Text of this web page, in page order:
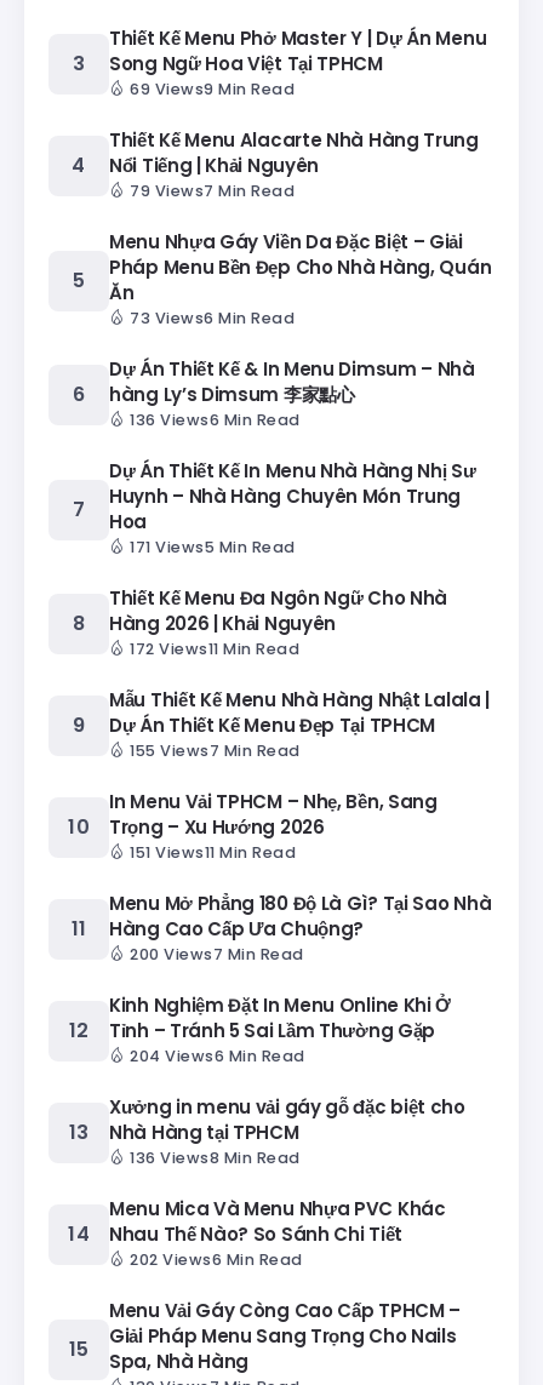
Thiết Kế Menu Phở Master Y | Dự Án Menu
Song Ngữ Hoa Việt Tại TPHCM
69 Views9 Min Read
Thiết Kế Menu Alacarte Nhà Hàng Trung
Nổi Tiếng | Khải Nguyên
79 Views7 Min Read
Menu Nhựa Gáy Viền Da Đặc Biệt – Giải
Pháp Menu Bền Đẹp Cho Nhà Hàng, Quán
Ăn
73 Views6 Min Read
Dự Án Thiết Kế & In Menu Dimsum – Nhà
hàng Ly’s Dimsum 李家點心
136 Views6 Min Read
Dự Án Thiết Kế In Menu Nhà Hàng Nhị Sư
Huynh – Nhà Hàng Chuyên Món Trung
Hoa
171 Views5 Min Read
Thiết Kế Menu Đa Ngôn Ngữ Cho Nhà
Hàng 2026 | Khải Nguyên
172 Views11 Min Read
Mẫu Thiết Kế Menu Nhà Hàng Nhật Lalala |
Dự Án Thiết Kế Menu Đẹp Tại TPHCM
155 Views7 Min Read
In Menu Vải TPHCM – Nhẹ, Bền, Sang
Trọng – Xu Hướng 2026
151 Views11 Min Read
Menu Mở Phẳng 180 Độ Là Gì? Tại Sao Nhà
Hàng Cao Cấp Ưa Chuộng?
200 Views7 Min Read
Kinh Nghiệm Đặt In Menu Online Khi Ở
Tỉnh – Tránh 5 Sai Lầm Thường Gặp
204 Views6 Min Read
Xưởng in menu vải gáy gỗ đặc biệt cho
Nhà Hàng tại TPHCM
136 Views8 Min Read
Menu Mica Và Menu Nhựa PVC Khác
Nhau Thế Nào? So Sánh Chi Tiết
202 Views6 Min Read
Menu Vải Gáy Còng Cao Cấp TPHCM –
Giải Pháp Menu Sang Trọng Cho Nails
Spa, Nhà Hàng